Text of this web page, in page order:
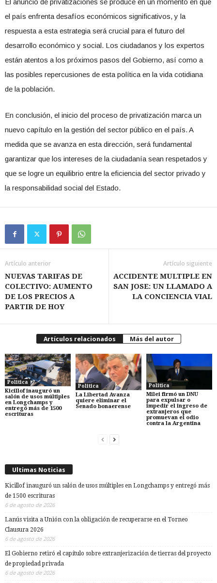
el país enfrenta desafíos económicos significativos, y la
respuesta a esta estrategia será crucial para el futuro del
desarrollo económico y social. Los ciudadanos y los expertos
están atentos a los próximos pasos del Gobierno, así como a
las posibles repercusiones de esta política en la vida cotidiana
de la población.
En conclusión, el inicio del proceso de privatización marca un
nuevo capítulo en la gestión del sector público en el país. A
medida que se avanza en esta dirección, será fundamental
garantizar que los intereses de la ciudadanía sean respetados y
que se logre un equilibrio entre la eficiencia del sector privado y
la responsabilidad social del Estado.
Artículo anterior
NUEVAS TARIFAS DE
COLECTIVO: AUMENTO
DE LOS PRECIOS A
PARTIR DE HOY
Artículo siguiente
ACCIDENTE MULTIPLE EN
SAN JOSE: UN LLAMADO A
LA CONCIENCIA VIAL
Artículos relacionados Más del autor
Politica
Kicillof inauguró un
salón de usos múltiples
en Longchamps y
entregó más de 1500
escrituras
Politica
La Libertad Avanza
quiere eliminar el
Senado bonaerense
Politica
Milei firmó un DNU
para expulsar o
impedir el ingreso de
extranjeros que
promuevan el odio
contra la Argentina
Ultimas Noticias
Kicillof inauguró un salón de usos múltiples en Longchamps y entregó más
de 1500 escrituras
6 de agosto de 2026
Lanús visita a Unión con la obligación de recuperarse en el Torneo
Clausura 2026
6 de agosto de 2026
El Gobierno retiró el capítulo sobre extranjerización de tierras del proyecto
de propiedad privada
6 de agosto de 2026